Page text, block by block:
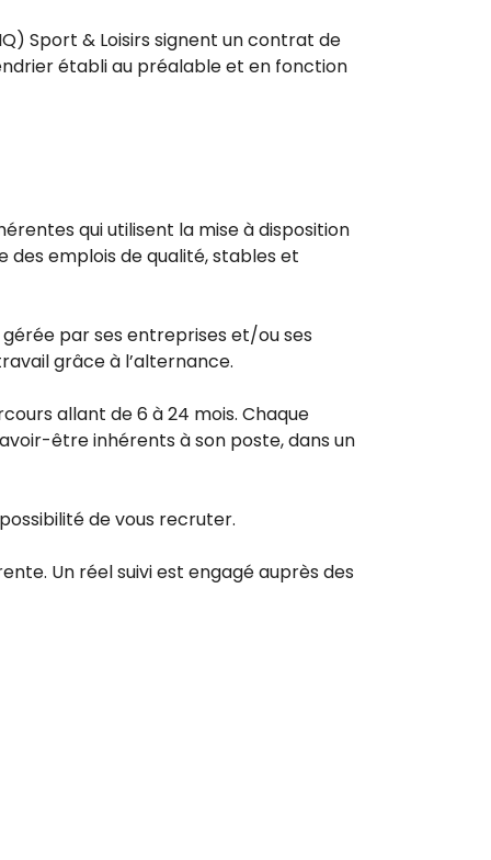
Sport & Loisirs signent un contrat de
établi au préalable et en fonction
qui utilisent la mise à disposition
emplois de qualité, stables et
par ses entreprises et/ou ses
grâce à l’alternance.
allant de 6 à 24 mois. Chaque
être inhérents à son poste, dans un
de vous recruter.
Un réel suivi est engagé auprès des